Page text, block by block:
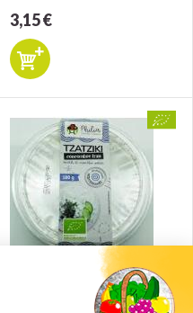
3,15 €
TZATZIKI PHILIA